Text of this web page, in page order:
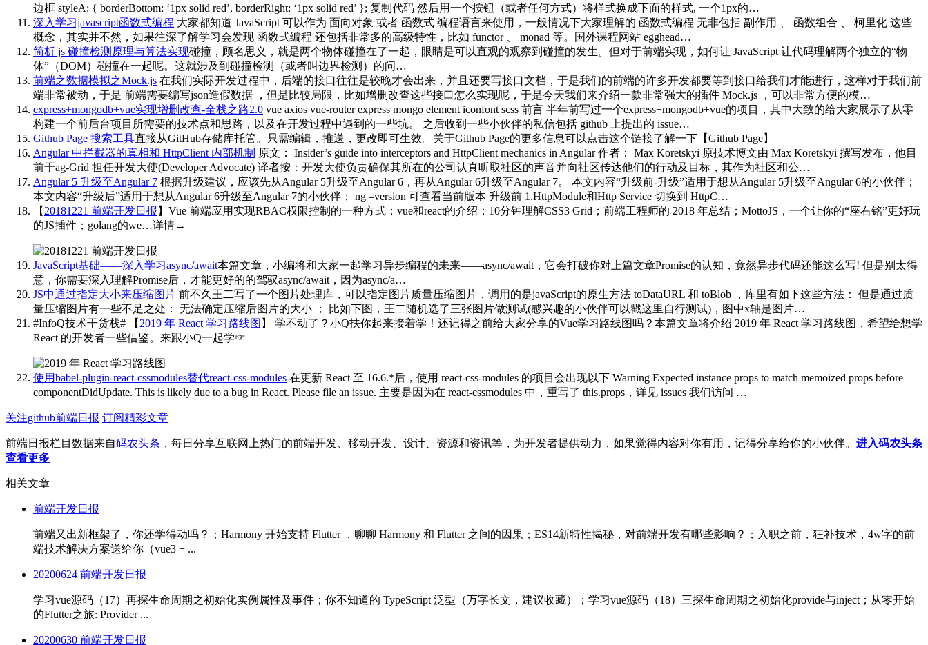
边框 styleA: { borderBottom: ‘1px solid red’, borderRight: ‘1px solid red’ }; 复制代码 然后用一个按钮（或者任何方式）将样式换成下面的样式, 一个1px的…
深入学习javascript函数式编程 大家都知道 JavaScript 可以作为 面向对象 或者 函数式 编程语言来使用，一般情况下大家理解的 函数式编程 无非包括 副作用 、 函数组合 、 柯里化 这些
概念，其实并不然，如果往深了解学习会发现 函数式编程 还包括非常多的高级特性，比如 functor 、 monad 等。国外课程网站 egghead…
简析 js 碰撞检测原理与算法实现碰撞，顾名思义，就是两个物体碰撞在了一起，眼睛是可以直观的观察到碰撞的发生。但对于前端实现，如何让 JavaScript 让代码理解两个独立的“物
体”（DOM）碰撞在一起呢。这就涉及到碰撞检测（或者叫边界检测）的问…
前端之数据模拟之Mock.js 在我们实际开发过程中，后端的接口往往是较晚才会出来，并且还要写接口文档，于是我们的前端的许多开发都要等到接口给我们才能进行，这样对于我们前
端非常被动，于是 前端需要编写json造假数据 ，但是比较局限，比如增删改查这些接口怎么实现呢，于是今天我们来介绍一款非常强大的插件 Mock.js ，可以非常方便的模…
express+mongodb+vue实现增删改查-全栈之路2.0 vue axios vue-router express mongo element iconfont scss 前言 半年前写过一个express+mongodb+vue的项目，其中大致的给大家展示了从零
构建一个前后台项目所需要的技术点和思路，以及在开发过程中遇到的一些坑。 之后收到一些小伙伴的私信包括 github 上提出的 issue…
Github Page 搜索工具直接从GitHub存储库托管。只需编辑，推送，更改即可生效。关于Github Page的更多信息可以点击这个链接了解一下【Github Page】
Angular 中拦截器的真相和 HttpClient 内部机制 原文： Insider’s guide into interceptors and HttpClient mechanics in Angular 作者： Max Koretskyi 原技术博文由 Max Koretskyi 撰写发布，他目
前于ag-Grid 担任开发大使(Developer Advocate) 译者按：开发大使负责确保其所在的公司认真听取社区的声音并向社区传达他们的行动及目标，其作为社区和公…
Angular 5 升级至Angular 7 根据升级建议，应该先从Angular 5升级至Angular 6，再从Angular 6升级至Angular 7。 本文内容“升级前-升级”适用于想从Angular 5升级至Angular 6的小伙伴；
本文内容“升级后”适用于想从Angular 6升级至Angular 7的小伙伴； ng –version 可查看当前版本 升级前 1.HttpModule和Http Service 切换到 HttpC…
【 20181221 前端开发日报 】Vue 前端应用实现RBAC权限控制的一种方式；vue和react的介绍；10分钟理解CSS3 Grid；前端工程师的 2018 年总结；MottoJS，一个让你的“座右铭”更好玩
的JS插件；golang的we…详情→
JavaScript基础——深入学习async/await本篇文章，小编将和大家一起学习异步编程的未来——async/await，它会打破你对上篇文章Promise的认知，竟然异步代码还能这么写! 但是别太得
意，你需要深入理解Promise后，才能更好的的驾驭async/await，因为async/a…
JS中通过指定大小来压缩图片 前不久王二写了一个图片处理库，可以指定图片质量压缩图片，调用的是javaScript的原生方法 toDataURL 和 toBlob ，库里有如下这些方法： 但是通过质
量压缩图片有一些不足之处： 无法确定压缩后图片的大小 ； 比如下图，王二随机选了三张图片做测试(感兴趣的小伙伴可以戳这里自行测试)，图中x轴是图片…
#InfoQ技术干货栈# 【 2019 年 React 学习路线图 】
学不动了？小Q扶你起来接着学！还记得之前给大家分享的Vue学习路线图吗？本篇文章将介绍 2019 年 React 学习路线图，希望给想学
React 的开发者一些借鉴。来跟小Q一起学☞
使用babel-plugin-react-cssmodules替代react-css-modules 在更新 React 至 16.6.*后，使用 react-css-modules 的项目会出现以下 Warning Expected instance props to match memoized props before
componentDidUpdate. This is likely due to a bug in React. Please file an issue. 主要是因为在 react-cssmodules 中，重写了 this.props，详见 issues 我们访问 …
关注github前端日报 订阅精彩文章
前端日报栏目数据来自码农头条 ，每日分享互联网上热门的前端开发、移动开发、设计、资源和资讯等，为开发者提供动力，如果觉得内容对你有用，记得分享给你的小伙伴。 进入码农头条
查看更多
相关文章
前端开发日报
前端又出新框架了，你还学得动吗？；Harmony 开始支持 Flutter ，聊聊 Harmony 和 Flutter 之间的因果；ES14新特性揭秘，对前端开发有哪些影响？；入职之前，狂补技术，4w字的前
端技术解决方案送给你（vue3 + ...
20200624 前端开发日报
学习vue源码（17）再探生命周期之初始化实例属性及事件；你不知道的 TypeScript 泛型（万字长文，建议收藏）；学习vue源码（18）三探生命周期之初始化provide与inject；从零开始
的Flutter之旅: Provider ...
20200630 前端开发日报